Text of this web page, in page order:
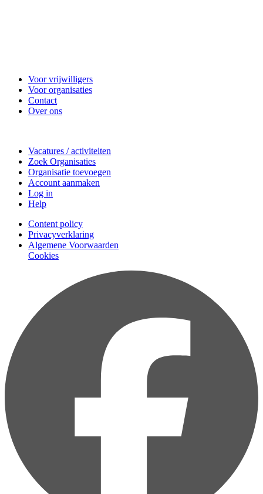
Voor vrijwilligers
Voor organisaties
Contact
Over ons
Vacatures / activiteiten
Zoek Organisaties
Organisatie toevoegen
Account aanmaken
Log in
Help
Content policy
Privacyverklaring
Algemene Voorwaarden
Cookies